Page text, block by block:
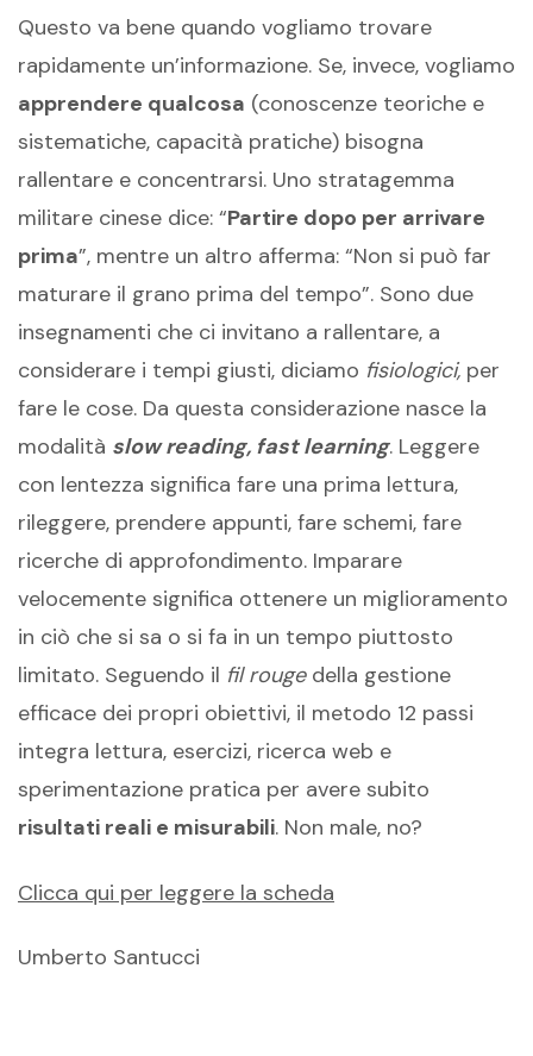
Questo va bene quando vogliamo trovare
rapidamente un’informazione. Se, invece, vogliamo
apprendere qualcosa (conoscenze teoriche e
sistematiche, capacità pratiche) bisogna
rallentare e concentrarsi. Uno stratagemma
militare cinese dice: “Partire dopo per arrivare
prima”, mentre un altro afferma: “Non si può far
maturare il grano prima del tempo”. Sono due
insegnamenti che ci invitano a rallentare, a
considerare i tempi giusti, diciamo fisiologici, per
fare le cose. Da questa considerazione nasce la
modalità slow reading, fast learning. Leggere
con lentezza significa fare una prima lettura,
rileggere, prendere appunti, fare schemi, fare
ricerche di approfondimento. Imparare
velocemente significa ottenere un miglioramento
in ciò che si sa o si fa in un tempo piuttosto
limitato. Seguendo il fil rougedella gestione
efficace dei propri obiettivi, il metodo 12 passi
integra lettura, esercizi, ricerca web e
sperimentazione pratica per avere subito
risultati reali e misurabili. Non male, no?
Clicca qui per leggere la scheda
Umberto Santucci